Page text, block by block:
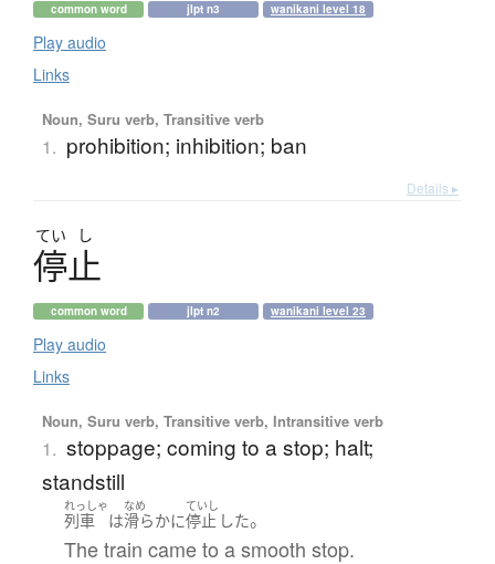
common word jlpt n3 wanikani level 18
Play audio
Links
Noun, Suru verb, Transitive verb
1. prohibition; inhibition; ban
Details ▸
てい し
停止
common word jlpt n2 wanikani level 23
Play audio
Links
Noun, Suru verb, Transitive verb, Intransitive verb
1. stoppage; coming to a stop; halt;
standstill
れっしゃ
列車 は
なめ
滑らかに
ていし
停止 した。
The train came to a smooth stop.